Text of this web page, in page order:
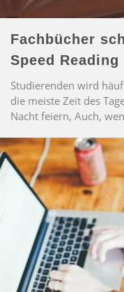
Fachbücher
Speed Reading
Studierenden wird
die meiste Zeit des
Nacht feiern, Auch,